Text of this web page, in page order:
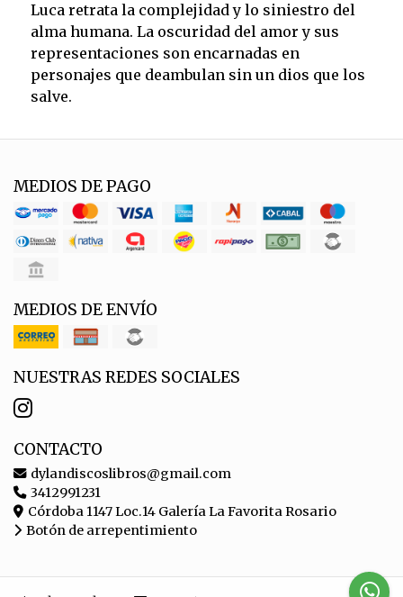
Luca retrata la complejidad y lo siniestro del
alma humana. La oscuridad del amor y sus
representaciones son encarnadas en
personajes que deambulan sin un dios que los
salve.
MEDIOS DE PAGO
MEDIOS DE ENVÍO
NUESTRAS REDES SOCIALES
CONTACTO
dylandiscoslibros@gmail.com
3412991231
Córdoba 1147 Loc.14 Galería La Favorita Rosario
Botón de arrepentimiento